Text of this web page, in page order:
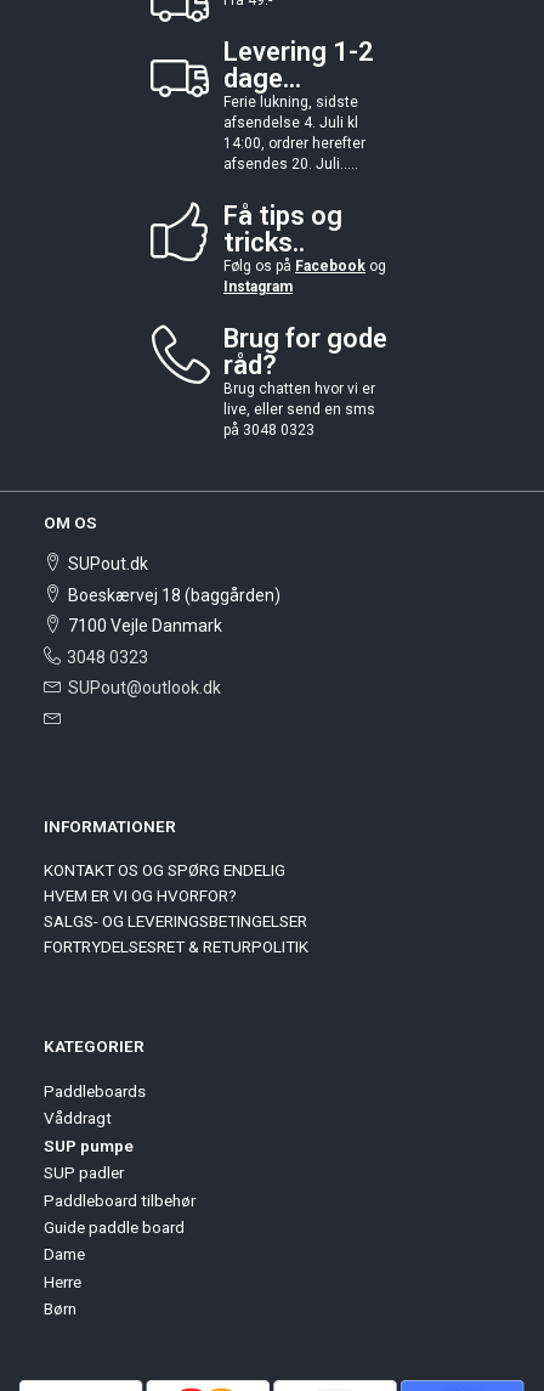
Levering 1-2
dage...
Ferie lukning, sidste
afsendelse 4. Juli kl
14:00, ordrer herefter
afsendes 20. Juli.....
Få tips og
tricks..
Følg os på Facebook og
Instagram
Brug for gode
råd?
Brug chatten hvor vi er
live, eller send en sms
på 3048 0323
OM OS
SUPout.dk
Boeskærvej 18 (baggården)
7100 Vejle Danmark
3048 0323
SUPout@outlook.dk
INFORMATIONER
KONTAKT OS OG SPØRG ENDELIG
HVEM ER VI OG HVORFOR?
SALGS- OG LEVERINGSBETINGELSER
FORTRYDELSESRET & RETURPOLITIK
KATEGORIER
Paddleboards
Våddragt
SUP pumpe
SUP padler
Paddleboard tilbehør
Guide paddle board
Dame
Herre
Børn